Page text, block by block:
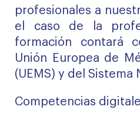
profesionales a
el caso de la
formación contará
Unión Europea de
(UEMS) y del Sistema
Competencias